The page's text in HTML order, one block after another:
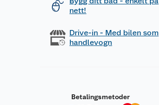
nett!
Drive-in - Med bilen som
handlevogn
Betalingsmetoder